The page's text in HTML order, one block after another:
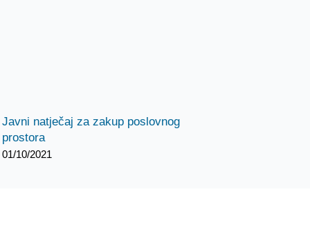
Javni natječaj za zakup poslovnog
prostora
01/10/2021